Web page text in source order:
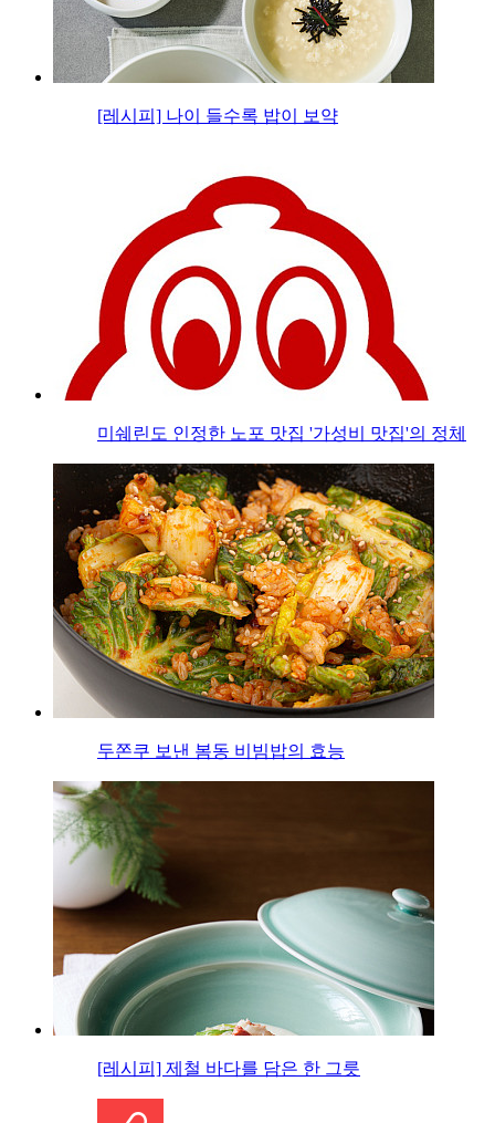
[레시피] 나이 들수록 밥이 보약
미쉐린도 인정한 노포 맛집 '가성비 맛집'의 정체
두쫀쿠 보낸 봄동 비빔밥의 효능
[레시피] 제철 바다를 담은 한 그릇